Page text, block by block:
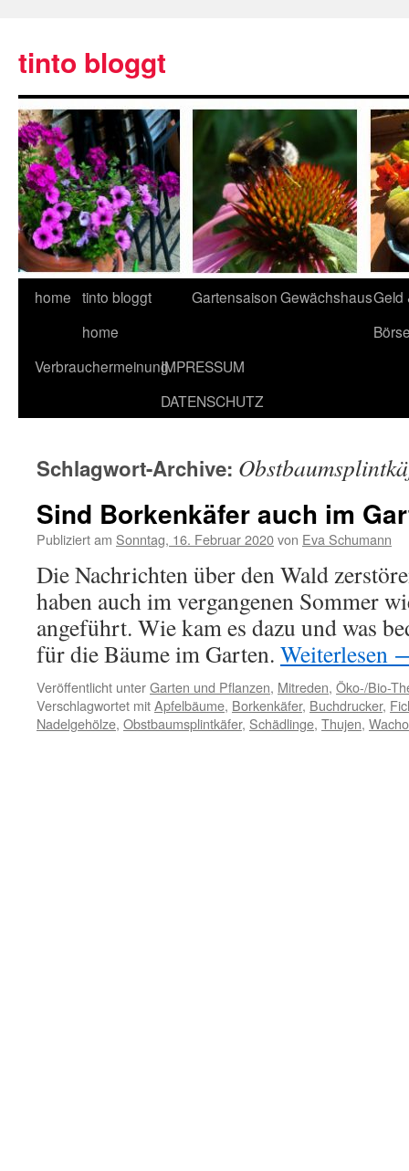
tinto bloggt
home tinto bloggt
home
GartensaisonGewächshausGeld
VerbrauchermeinungIMPRESSUM
DATENSCHUTZ
Schlagwort-Archive:
Sind Borkenkäfer auch im
Publiziert am Sonntag, 16. Februar 2020von Eva Schumann
Die Nachrichten über den Wald
haben auch im vergangenen Sommer
angeführt. Wie kam es dazu und was
für die Bäume im Garten. Weiterlesen
Veröffentlicht unterGarten und Pflanzen, Mitreden, Öko-/Bio-
Verschlagwortet mitApfelbäume, Borkenkäfer, Buchdrucker,
Nadelgehölze, Obstbaumsplintkäfer, Schädlinge, Thujen,